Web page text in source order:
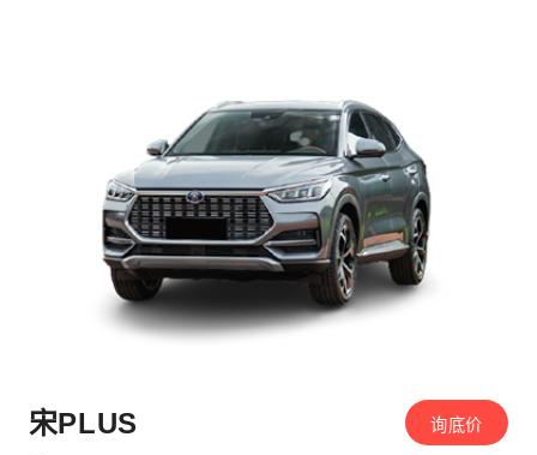
宋PLUS 询底价